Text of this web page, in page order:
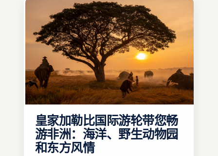
皇家加勒比国际游轮带您畅
游非洲：海洋、野生动物园
和东方风情